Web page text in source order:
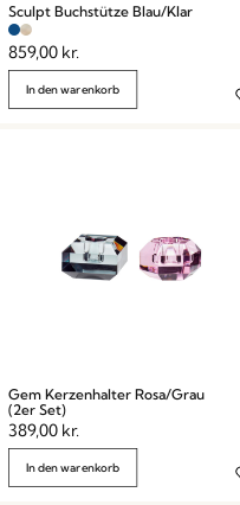
Sculpt Buchstütze Blau/Klar
859,00 kr.
In den warenkorb
Gem Kerzenhalter Rosa/Grau
(2er Set)
389,00 kr.
In den warenkorb